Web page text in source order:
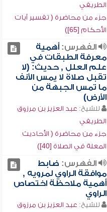
الطريفي
جزء من محاضرة ( تفسير آيات
الأحكام [65])
الفهرس:أهمية
معرفة الطبقات في
علم العلل , حديث: (لا
تقبل صلاة لا يمس الأنف
ما تمس الجبهة من
الأرض)
للشيخ: عبد العزيز بن مرزوق
الطريفي
جزء من محاضرة ( الأحاديث
المعلة في الصلاة [40])
الفهرس: ضابط
موافقة الراوي لمرويه ,
أهمية ملاحظة اختصاص
الراوي
للشيخ: عبد العزيز بن مرزوق